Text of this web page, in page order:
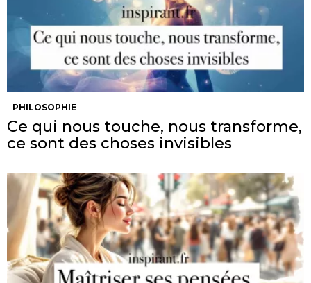
PHILOSOPHIE
Ce qui nous touche, nous transforme,
ce sont des choses invisibles